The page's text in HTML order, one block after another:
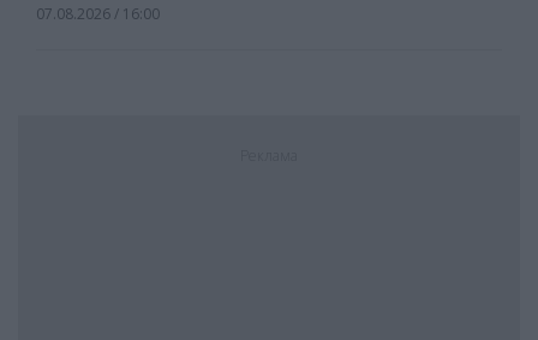
07.08.2026 / 16:00